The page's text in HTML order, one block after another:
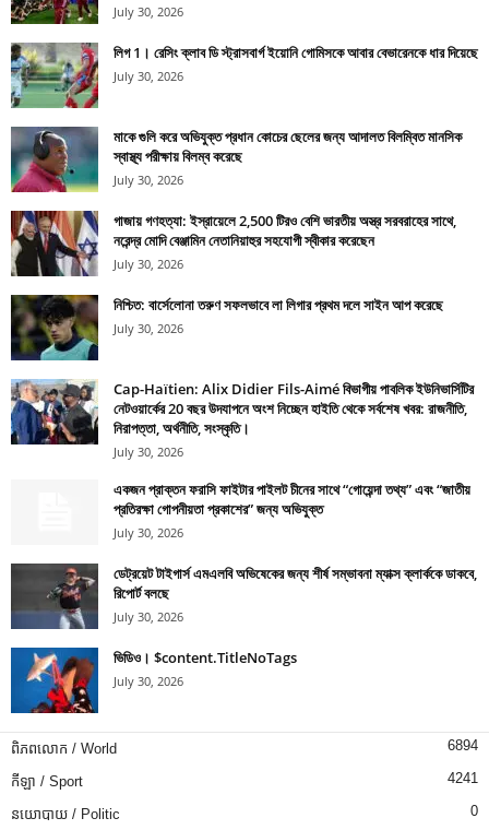
July 30, 2026
লিগ 1। রেসিং ক্লাব ডি স্ট্রাসবার্গ ইয়োনি গোমিসকে আবার বেভারেনকে ধার দিয়েছে
July 30, 2026
মাকে গুলি করে অভিযুক্ত প্রধান কোচের ছেলের জন্য আদালত বিলম্বিত মানসিক
স্বাস্থ্য পরীক্ষায় বিলম্ব করেছে
July 30, 2026
গাজায় গণহত্যা: ইস্রায়েলে 2,500 টিরও বেশি ভারতীয় অস্ত্র সরবরাহের সাথে,
নরেন্দ্র মোদি বেঞ্জামিন নেতানিয়াহুর সহযোগী স্বীকার করেছেন
July 30, 2026
নিশ্চিত: বার্সেলোনা তরুণ সফলভাবে লা লিগার প্রথম দলে সাইন আপ করেছে
July 30, 2026
Cap-Haïtien: Alix Didier Fils-Aimé বিভাগীয় পাবলিক ইউনিভার্সিটির
নেটওয়ার্কের 20 বছর উদযাপনে অংশ নিচ্ছেন হাইতি থেকে সর্বশেষ খবর: রাজনীতি,
নিরাপত্তা, অর্থনীতি, সংস্কৃতি।
July 30, 2026
একজন প্রাক্তন ফরাসি ফাইটার পাইলট চীনের সাথে “গোয়েন্দা তথ্য” এবং “জাতীয়
প্রতিরক্ষা গোপনীয়তা প্রকাশের” জন্য অভিযুক্ত
July 30, 2026
ডেট্রয়েট টাইগার্স এমএলবি অভিষেকের জন্য শীর্ষ সম্ভাবনা ম্যাক্স ক্লার্ককে ডাকবে,
রিপোর্ট বলছে
July 30, 2026
ভিডিও। $content.TitleNoTags
July 30, 2026
ពិភពលោក / World 6894
កីឡា / Sport 4241
នយោបាយ / Politic 0